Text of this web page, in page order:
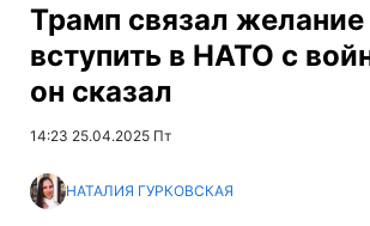
Трамп связал
вступить в НАТО с
он сказал
14:23 25.04.2025 Пт
НАТАЛИЯ ГУРКОВСКАЯ